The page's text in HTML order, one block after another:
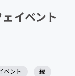
イベント
ベント
縁